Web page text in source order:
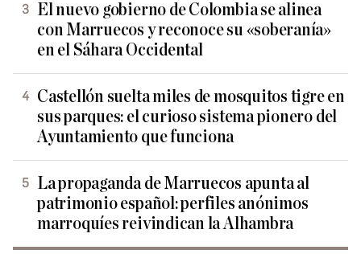
El nuevo gobierno de Colombia se alinea
con Marruecos y reconoce su «soberanía»
en el Sáhara Occidental
Castellón suelta miles de mosquitos tigre en
sus parques: el curioso sistema pionero del
Ayuntamiento que funciona
La propaganda de Marruecos apunta al
patrimonio español: perfiles anónimos
marroquíes reivindican la Alhambra